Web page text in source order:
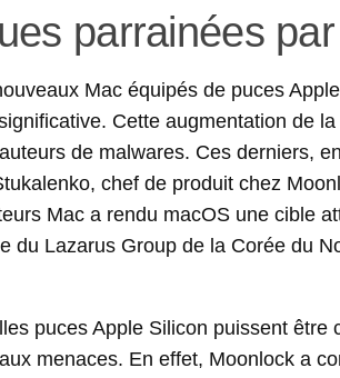
parrainées
Mac équipés de puces
Cette augmentation de
de malwares. Ces derniers,
chef de produit chez
Mac a rendu macOS une cible
du Lazarus Group de la Corée du
puces Apple Silicon puissent
menaces. En effet, Moonlock a